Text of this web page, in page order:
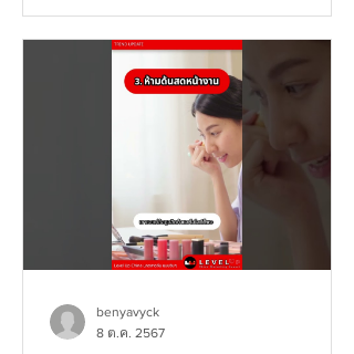
benyavyck
8 ต.ค. 2567